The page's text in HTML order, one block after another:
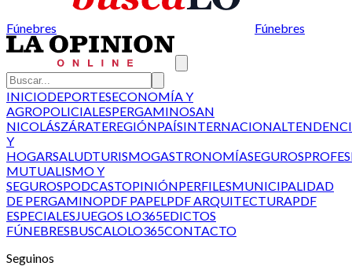
Fúnebres Fúnebres
INICIODEPORTESECONOMÍA Y
AGROPOLICIALESPERGAMINOSAN
NICOLÁSZÁRATEREGIÓNPAÍSINTERNACIONAL
Y
HOGARSALUDTURISMOGASTRONOMÍASEGUROS
MUTUALISMO Y
SEGUROSPODCASTOPINIÓNPERFILESMUNICIPALIDAD
DE PERGAMINOPDF PAPELPDF ARQUITECTURAPDF
ESPECIALESJUEGOS LO365EDICTOS
FÚNEBRESBUSCALOLO365CONTACTO
Seguinos